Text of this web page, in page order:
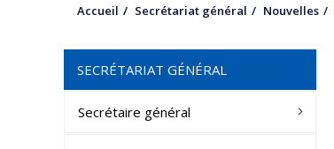
Accueil Secrétariat général Nouvelles
SECRÉTARIAT GÉNÉRAL
Secrétaire général